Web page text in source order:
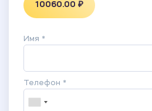
10060.00 ₽
Имя *
Телефон *